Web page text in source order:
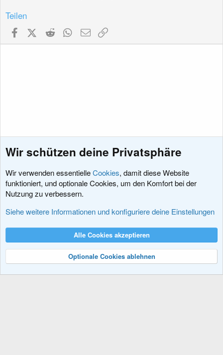
Teilen
FacebookX (Twitter)
Reddit WhatsApp
E-Mail
Erweiterungen
Nutzungsbedingungen Datenschutz
R
Community platform by XenForo® © 2010-2024 XenForo Ltd.
Wir schützen deine Privatsphäre
Wir verwenden essentielleCookies, damit diese Website
funktioniert, und optionale Cookies, um den Komfort bei der
Nutzung zu verbessern.
Siehe weitere Informationen und konfiguriere deine Einstellungen
Alle Cookies akzeptieren
Optionale Cookies ablehnen